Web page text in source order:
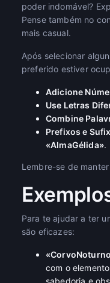
poder indomável?
Pense também no
mais casual.
Após selecionar
preferido estiver
Adicione
Use Letras
Combine
Prefixos e
«AlmaGélida».
Lembre-se de
Para te ajudar a ter
são eficazes:
com o
sabedoria e